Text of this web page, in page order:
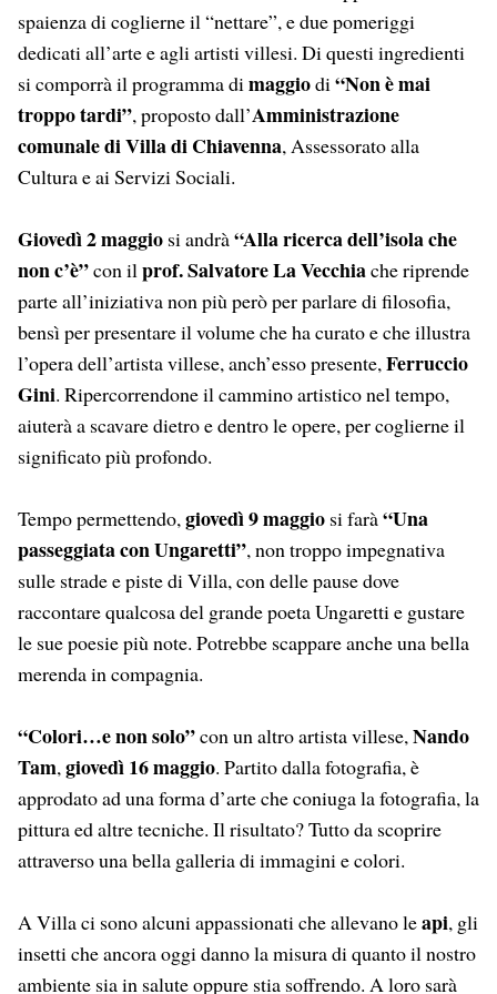
spaienza di coglierne il “nettare”, e due pomeriggi
dedicati all’arte e agli artisti villesi. Di questi ingredienti
si comporrà il programma di maggiodi “Non è mai
troppo tardi”, proposto dall’Amministrazione
comunale di Villa di Chiavenna, Assessorato alla
Cultura e ai Servizi Sociali.
Giovedì 2 maggio si andrà“Alla ricerca dell’isola che
non c’è”con il prof. Salvatore La Vecchiache riprende
parte all’iniziativa non più però per parlare di filosofia,
bensì per presentare il volume che ha curato e che illustra
l’opera dell’artista villese, anch’esso presente, Ferruccio
Gini. Ripercorrendone il cammino artistico nel tempo,
aiuterà a scavare dietro e dentro le opere, per coglierne il
significato più profondo.
Tempo permettendo, giovedì 9 maggio si farà“Una
passeggiata con Ungaretti”, non troppo impegnativa
sulle strade e piste di Villa, con delle pause dove
raccontare qualcosa del grande poeta Ungaretti e gustare
le sue poesie più note. Potrebbe scappare anche una bella
merenda in compagnia.
“Colori…e non solo”con un altro artista villese, Nando
Tam, giovedì 16 maggio. Partito dalla fotografia, è
approdato ad una forma d’arte che coniuga la fotografia, la
pittura ed altre tecniche. Il risultato? Tutto da scoprire
attraverso una bella galleria di immagini e colori.
A Villa ci sono alcuni appassionati che allevano leapi, gli
insetti che ancora oggi danno la misura di quanto il nostro
ambiente sia in salute oppure stia soffrendo. A loro sarà